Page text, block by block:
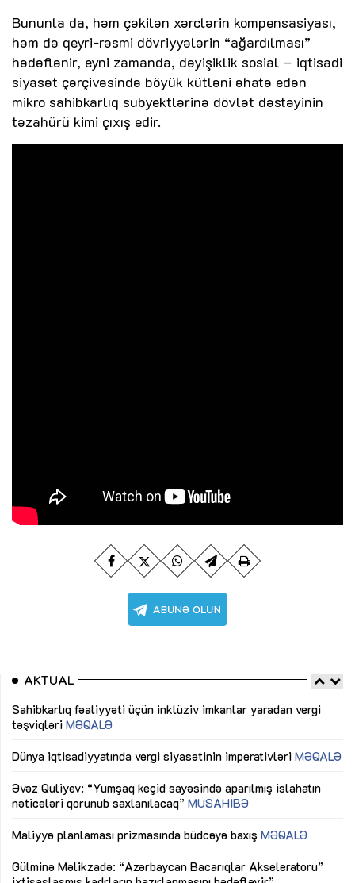
Bununla da, həm çəkilən xərclərin kompensasiyası,
həm də qeyri-rəsmi dövriyyələrin “ağardılması”
hədəflənir, eyni zamanda, dəyişiklik sosial – iqtisadi
siyasət çərçivəsində böyük kütləni əhatə edən
mikro sahibkarlıq subyektlərinə dövlət dəstəyinin
təzahürü kimi çıxış edir.
AKTUAL
Sahibkarlıq fəaliyyəti üçün inklüziv imkanlar yaradan vergi
təşviqləri MƏQALƏ
Dünya iqtisadiyyatında vergi siyasətinin imperativləri MƏQALƏ
Əvəz Quliyev: “Yumşaq keçid sayəsində aparılmış islahatın
nəticələri qorunub saxlanılacaq” MÜSAHİBƏ
Maliyyə planlaması prizmasında büdcəyə baxış MƏQALƏ
Gülminə Məlikzadə: “Azərbaycan Bacarıqlar Akseleratoru”